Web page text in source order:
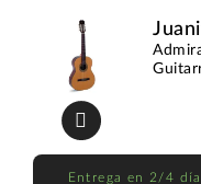
Entrega en 2/4